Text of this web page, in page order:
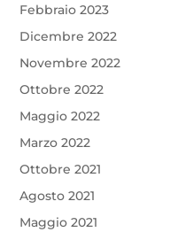
Febbraio 2023
Dicembre 2022
Novembre 2022
Ottobre 2022
Maggio 2022
Marzo 2022
Ottobre 2021
Agosto 2021
Maggio 2021